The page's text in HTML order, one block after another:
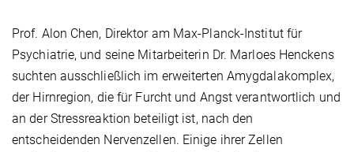
Prof. Alon Chen, Direktor am Max-Planck-Institut für
Psychiatrie, und seine Mitarbeiterin Dr. Marloes Henckens
suchten ausschließlich im erweiterten Amygdalakomplex,
der Hirnregion, die für Furcht und Angst verantwortlich und
an der Stressreaktion beteiligt ist, nach den
entscheidenden Nervenzellen. Einige ihrer Zellen